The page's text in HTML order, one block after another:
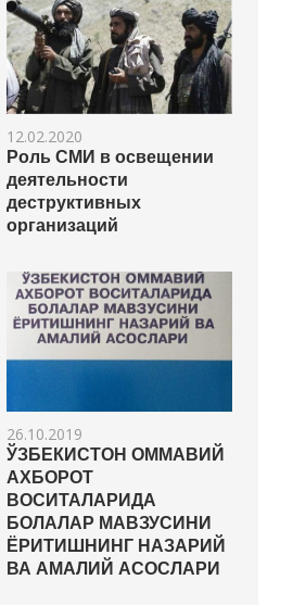
12.02.2020
Роль СМИ в освещении
деятельности
деструктивных
организаций
26.10.2019
ЎЗБЕКИСТОН ОММАВИЙ
АХБОРОТ
ВОСИТАЛАРИДА
БОЛАЛАР МАВЗУСИНИ
ЁРИТИШНИНГ НАЗАРИЙ
ВА АМАЛИЙ АСОСЛАРИ